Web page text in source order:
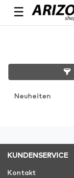
☰
KUNDENSERVICE
Kontakt